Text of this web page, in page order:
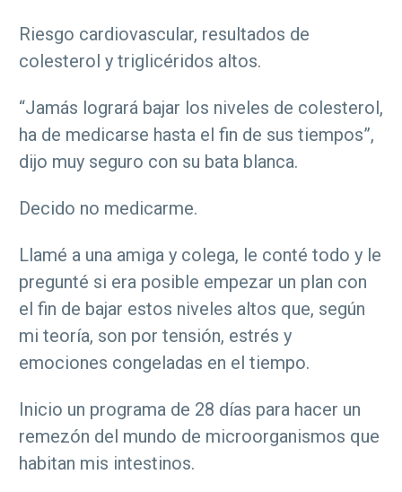
Riesgo cardiovascular, resultados de
colesterol y triglicéridos altos.
“Jamás logrará bajar los niveles de colesterol,
ha de medicarse hasta el fin de sus tiempos”,
dijo muy seguro con su bata blanca.
Decido no medicarme.
Llamé a una amiga y colega, le conté todo y le
pregunté si era posible empezar un plan con
el fin de bajar estos niveles altos que, según
mi teoría, son por tensión, estrés y
emociones congeladas en el tiempo.
Inicio un programa de 28 días para hacer un
remezón del mundo de microorganismos que
habitan mis intestinos.